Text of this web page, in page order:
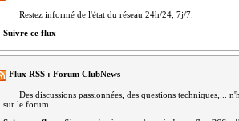
Restez informé de l'état du réseau 24h/24, 7j/7.
Suivre ce flux
Flux RSS : Forum ClubNews
Des discussions passionnées, des questions techniques,...
sur le forum.